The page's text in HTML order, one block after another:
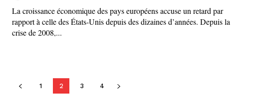
La croissance économique des pays européens accuse un retard par
rapport à celle des États-Unis depuis des dizaines d’années. Depuis la
crise de 2008,...
1 2 3 4